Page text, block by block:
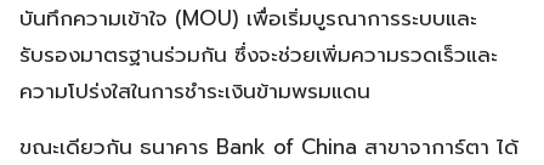
บันทึกความเข้าใจ (MOU) เพื่อเริ่มบูรณาการระบบและ
รับรองมาตรฐานร่วมกัน ซึ่งจะช่วยเพิ่มความรวดเร็วและ
ความโปร่งใสในการชำระเงินข้ามพรมแดน
ขณะเดียวกัน ธนาคาร Bank of China สาขาจาการ์ตา ได้